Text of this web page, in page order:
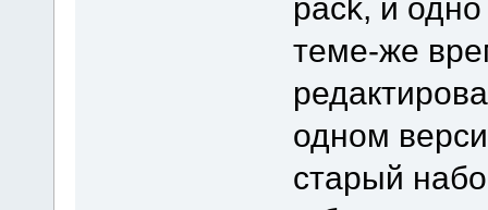
pack, и
теме-же
одном
старый